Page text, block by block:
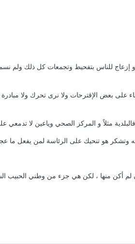
للناس بتفحيط وتجمعات كل ذلك ولم
على بعض الإقترحات ولا نرى تحرك ولا
مثلاً و المركز الصحي وياعين لا
وتشكر هو تنحيك على الرئاسة لمن يفعل ما
لم أكن منها ، لكن هي جزء من وطني الحبيب